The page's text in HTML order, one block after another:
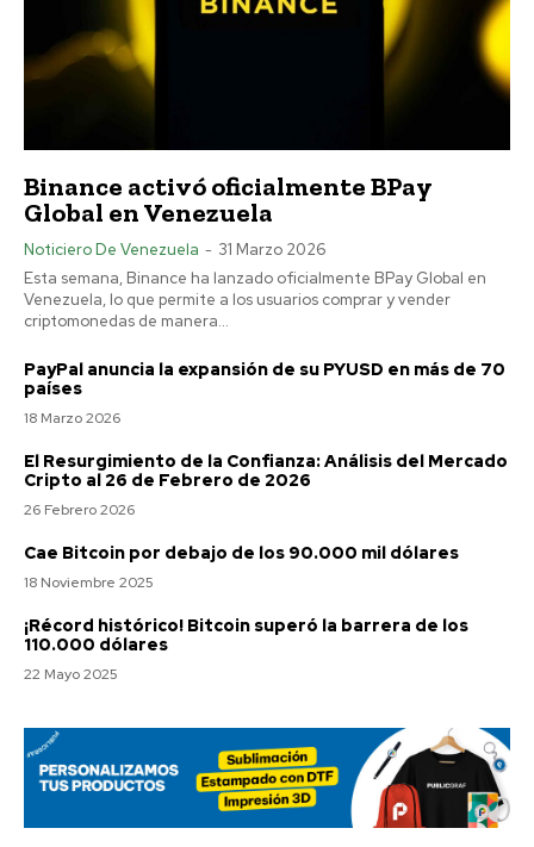
Binance activó oficialmente BPay
Global en Venezuela
Noticiero De Venezuela - 31 Marzo 2026
Esta semana, Binance ha lanzado oficialmente BPay Global en
Venezuela, lo que permite a los usuarios comprar y vender
criptomonedas de manera...
PayPal anuncia la expansión de su PYUSD en más de 70
países
18 Marzo 2026
El Resurgimiento de la Confianza: Análisis del Mercado
Cripto al 26 de Febrero de 2026
26 Febrero 2026
Cae Bitcoin por debajo de los 90.000 mil dólares
18 Noviembre 2025
¡Récord histórico! Bitcoin superó la barrera de los
110.000 dólares
22 Mayo 2025